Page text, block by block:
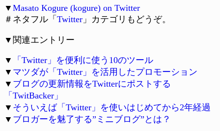
▼ Masato Kogure (kogure) on Twitter
＃ネタフル「 Twitter 」カテゴリもどうぞ。
▼関連エントリー
▼
「Twitter」を便利に使う10のツール
▼ マツダが「Twitter」を活用したプロモーション
▼ ブログの更新情報をTwitterにポストする
「TwitBacker」
▼ そういえば「Twitter」を使いはじめてから2年経過
▼ ブロガーを魅了する”ミニブログ”とは？